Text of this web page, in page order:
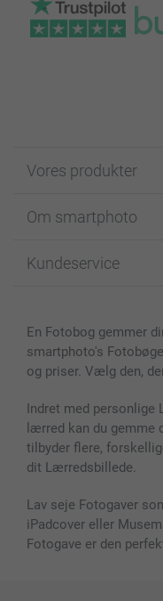
Vores produkter
Fotokort
Fotobøger
Cover til mobil & tablet
MyNameBook
Fotorammer & Tilbehør
Alle fotoprodukter
Om smartphoto
For affiliate
Sitemap
Betingelser og garantier
Kundeservice
smartbonus
Priser & betaling
En Fotobog gemmer
smartphoto's
og priser. Vælg den,
Indret med personlige
lærred kan du gemme
tilbyder flere,
dit Lærredsbillede.
Lav seje Fotogaver
iPadcover eller
Fotogave er den